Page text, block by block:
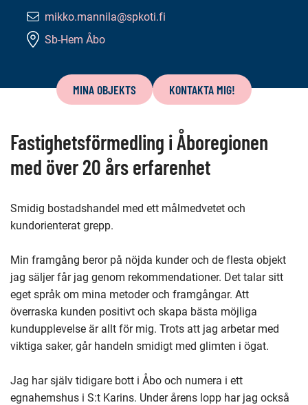
E-
postadress:
mikko.mannila@spkoti.fi
Sb-Hem Åbo
på
sida
MINA OBJEKTS KONTAKTA MIG!
Fastighetsförmedling i Åboregionen
med över 20 års erfarenhet
Smidig bostadshandel med ett målmedvetet och
kundorienterat grepp.
Min framgång beror på nöjda kunder och de flesta objekt
jag säljer får jag genom rekommendationer. Det talar sitt
eget språk om mina metoder och framgångar. Att
överraska kunden positivt och skapa bästa möjliga
kundupplevelse är allt för mig. Trots att jag arbetar med
viktiga saker, går handeln smidigt med glimten i ögat.
Jag har själv tidigare bott i Åbo och numera i ett
egnahemshus i S:t Karins. Under årens lopp har jag också